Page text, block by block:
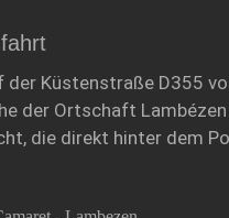
der Küstenstraße D355
der Ortschaft
die direkt hinter dem